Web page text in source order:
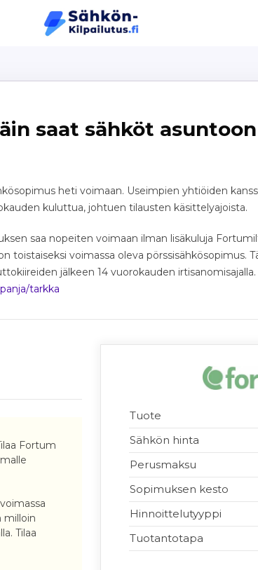
saat sähköt
heti voimaan. Useimpien yhtiöiden
kuluttua, johtuen tilausten käsittelyajoista.
saa nopeiten voimaan ilman lisäkuluja
toistaiseksi voimassa oleva pörssisähkösopimus.
jälkeen 14 vuorokauden
tarkka
Fortum
milloin
Tilaa
Tuote
Sähkön hinta
Perusmaksu
Sopimuksen kesto
Hinnoittelutyyppi
Tuotantotapa